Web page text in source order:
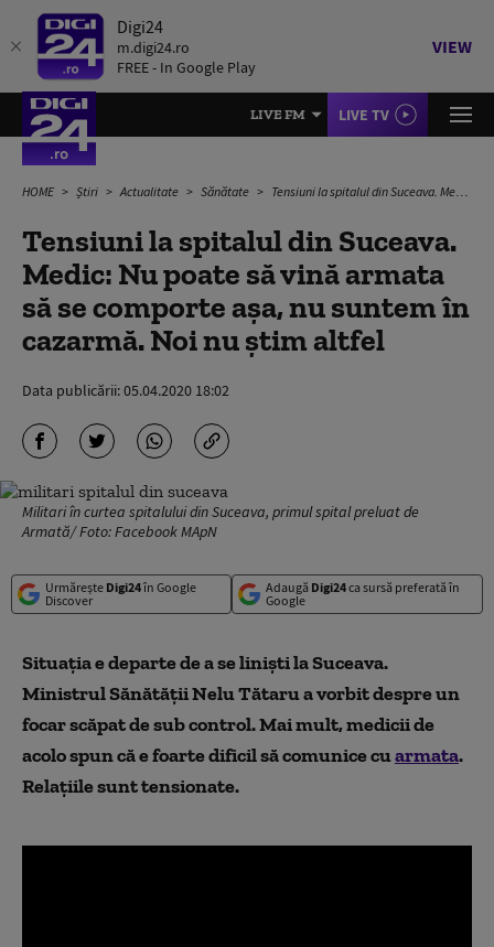
Digi24
m.digi24.ro
FREE - In Google Play
VIEW
LIVE FM LIVE TV
HOME Știri Actualitate Sănătate Tensiuni la spitalul din Suceava. Medic: Nu poate să vină armata să se comporte așa, nu suntem în cazarmă. Noi nu ştim altfel
Tensiuni la spitalul din Suceava.
Medic: Nu poate să vină armata
să se comporte așa, nu suntem în
cazarmă. Noi nu ştim altfel
Data publicării:05.04.2020 18:02
Militari în curtea spitalului din Suceava, primul spital preluat de
Armată/ Foto: Facebook MApN
Urmărește Digi24în Google
Discover
Adaugă Digi24ca sursă preferată în
Google
Situaţia e departe de a se linişti la Suceava.
Ministrul Sănătăţii Nelu Tătaru a vorbit despre un
focar scăpat de sub control. Mai mult, medicii de
acolo spun că e foarte dificil să comunice cuarmata.
Relațiile sunt tensionate.